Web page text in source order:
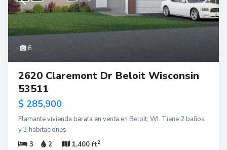
6
2620 Claremont Dr Beloit Wisconsin
53511
$ 285,900
Flamante vivienda barata en venta en Beloit, WI. Tiene 2 baños
y 3 habitaciones.
3
2 1,400 ft2